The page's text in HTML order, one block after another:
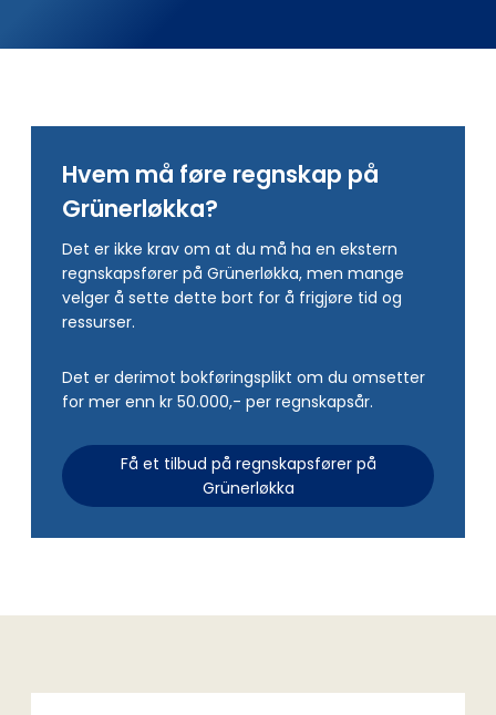
Hvem må føre regnskap på
Grünerløkka?
Det er ikke krav om at du må ha en ekstern
regnskapsfører på Grünerløkka, men mange
velger å sette dette bort for å frigjøre tid og
ressurser.
Det er derimot bokføringsplikt om du omsetter
for mer enn kr 50.000,- per regnskapsår.
Få et tilbud på regnskapsfører på
Grünerløkka